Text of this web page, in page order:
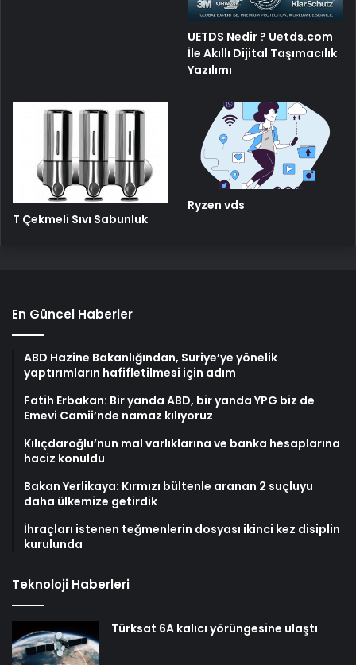
UETDS Nedir ? Uetds.com
İle Akıllı Dijital Taşımacılık
Yazılımı
T Çekmeli Sıvı Sabunluk
Ryzen vds
En Güncel Haberler
ABD Hazine Bakanlığından, Suriye’ye yönelik
yaptırımların hafifletilmesi için adım
Fatih Erbakan: Bir yanda ABD, bir yanda YPG biz de
Emevi Camii’nde namaz kılıyoruz
Kılıçdaroğlu’nun mal varlıklarına ve banka hesaplarına
haciz konuldu
Bakan Yerlikaya: Kırmızı bültenle aranan 2 suçluyu
daha ülkemize getirdik
İhraçları istenen teğmenlerin dosyası ikinci kez disiplin
kurulunda
Teknoloji Haberleri
Türksat 6A kalıcı yörüngesine ulaştı